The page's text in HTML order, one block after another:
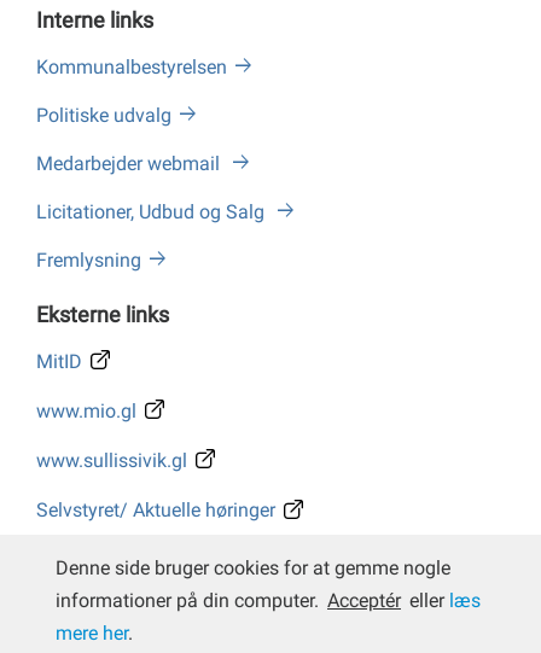
Interne links
Kommunalbestyrelsen
Politiske udvalg
Medarbejder webmail
Licitationer, Udbud og Salg
Fremlysning
Eksterne links
MitID
www.mio.gl
www.sullissivik.gl
Selvstyret/ Aktuelle høringer
Whistleblower
Denne side bruger cookies for at gemme nogle
informationer på din computer. Acceptér eller læs
mere her.